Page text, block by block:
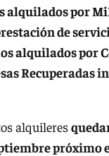
alquilados por
de
alquilados por
Recuperadas
alquileres
próximo